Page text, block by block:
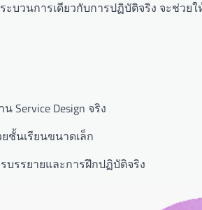
บวนการเดียวกับการปฏิบัติจริง จะช่ว
Service Design จริง
ชั้นเรียนขนาดเล็ก
บรรยายและการฝึกปฏิบัติจริง